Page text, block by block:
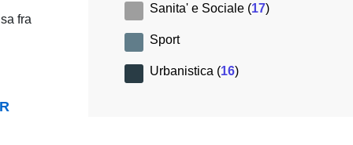
fra
Sanita' e Sociale (17)
Sport
Urbanistica (16)